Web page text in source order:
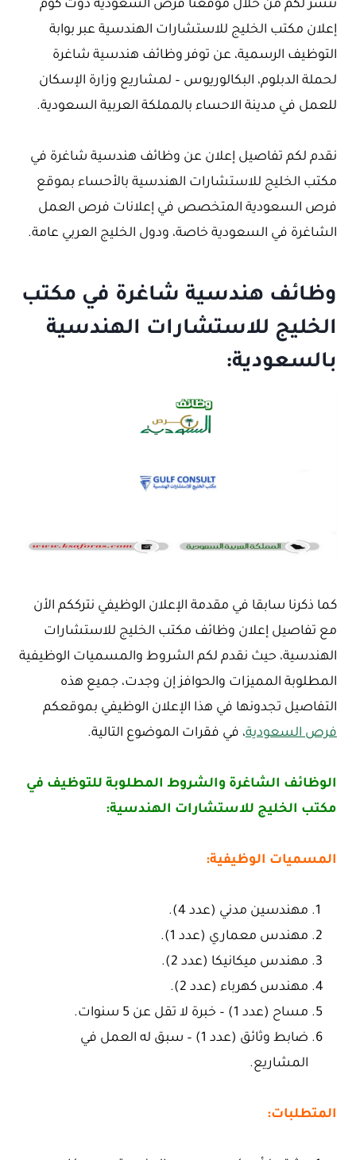
ننشر لكم من خلال موقعنا فرص السعودية دوت كوم
إعلان مكتب الخليج للاستشارات الهندسية عبر بوابة
التوظيف الرسمية، عن توفر وظائف هندسية شاغرة
لحملة الدبلوم، البكالوريوس – لمشاريع وزارة الإسكان
للعمل في مدينة الاحساء بالمملكة العربية السعودية.
نقدم لكم تفاصيل إعلان عن وظائف هندسية شاغرة في
مكتب الخليج للاستشارات الهندسية بالأحساء بموقع
فرص السعودية المتخصص في إعلانات فرص العمل
الشاغرة في السعودية خاصة، ودول الخليج العربي عامة.
وظائف هندسية شاغرة في مكتب
الخليج للاستشارات الهندسية
بالسعودية:
كما ذكرنا سابقا في مقدمة الإعلان الوظيفي نترككم الأن
مع تفاصيل إعلان وظائف مكتب الخليج للاستشارات
الهندسية، حيث نقدم لكم الشروط والمسميات الوظيفية
المطلوبة المميزات والحوافز إن وجدت، جميع هذه
التفاصيل تجدونها في هذا الإعلان الوظيفي بموقعكم
فرص السعودية، في فقرات الموضوع التالية.
الوظائف الشاغرة والشروط المطلوبة للتوظيف في
مكتب الخليج للاستشارات الهندسية:
المسميات الوظيفية:
مهندسين مدني (عدد 4).
مهندس معماري (عدد 1).
مهندس ميكانيكا (عدد 2).
مهندس كهرباء (عدد 2).
مساح (عدد 1) – خبرة لا تقل عن 5 سنوات.
ضابط وثائق (عدد 1) – سبق له العمل في
المشاريع.
المتطلبات: